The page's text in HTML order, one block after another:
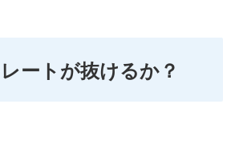
ートが抜けるか？